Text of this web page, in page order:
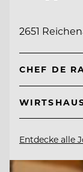
2651
CHEF DE
Entdecke alle